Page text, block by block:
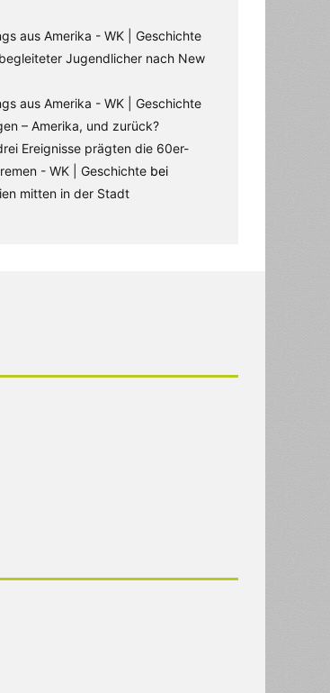
aus Amerika - WK | Geschichte
Jugendlicher nach New
aus Amerika - WK | Geschichte
– Amerika, und zurück?
Ereignisse prägten die 60er-
- WK | Geschichte bei
mitten in der Stadt